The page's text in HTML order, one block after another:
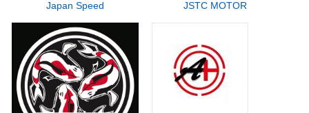
Japan Speed JSTC MOTOR